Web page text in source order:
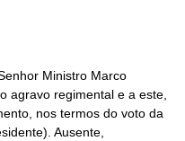
Ministro Marco
agravo regimental e a este,
nos termos do voto da
Ausente,